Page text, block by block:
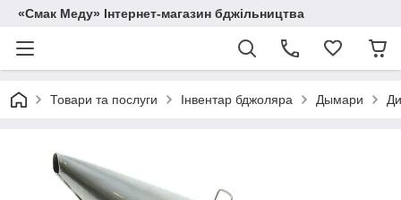
«Смак Меду» Інтернет-магазин бджільництва
Товари та послуги Інвентар бджоляра Дымари